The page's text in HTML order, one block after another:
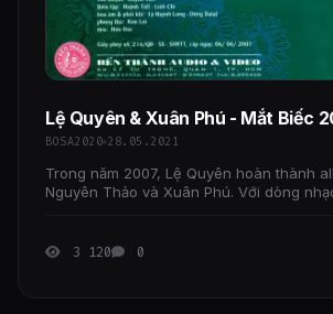
Lệ Quyên & Xuân Phú - Mắt Biếc
BOSA2020 28.05.2021
Trong năm 2007, Lệ Quyên hoàn thành
Nguyên Thảo và Xuân Phú. Với dòng
3 120 0